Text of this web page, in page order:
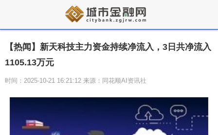
【热闻】新天科技主力资金持续净流入，3日共净流入
1105.13万元
时间：2025-10-21 16:21:12 来源：同花顺AI资讯社